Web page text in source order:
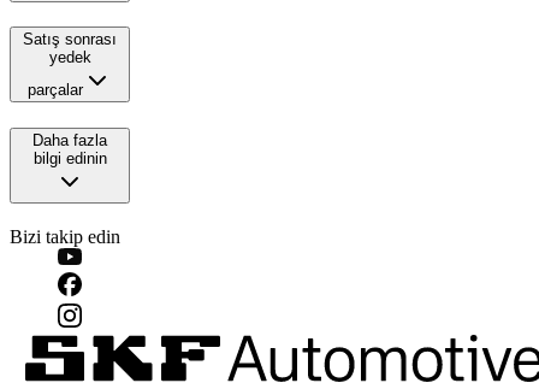
Satış sonrası
yedek
parçalar
Daha fazla
bilgi edinin
Bizi takip edin